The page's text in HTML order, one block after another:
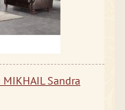
Sandra